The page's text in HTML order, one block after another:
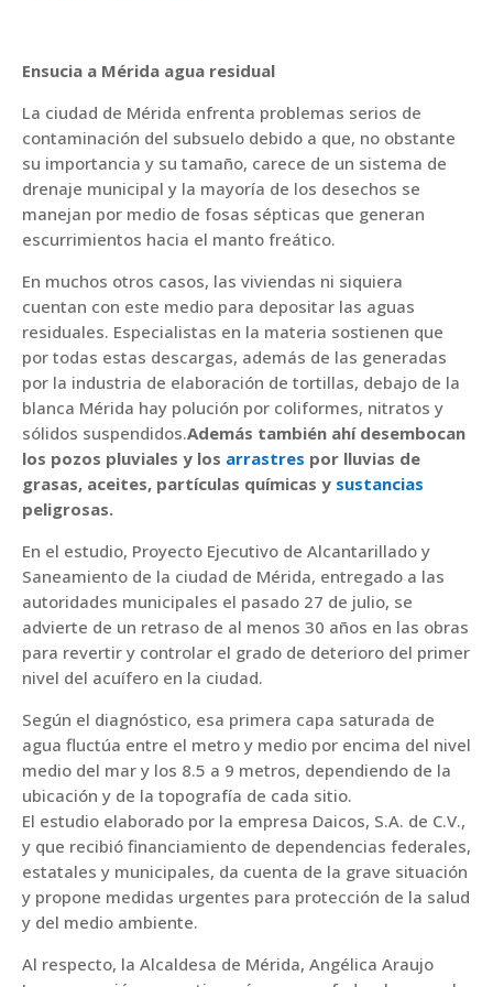
Ensucia a Mérida agua residual
La ciudad de Mérida enfrenta problemas serios de
contaminación del subsuelo debido a que, no obstante
su importancia y su tamaño, carece de un sistema de
drenaje municipal y la mayoría de los desechos se
manejan por medio de fosas sépticas que generan
escurrimientos hacia el manto freático.
En muchos otros casos, las viviendas ni siquiera
cuentan con este medio para depositar las aguas
residuales. Especialistas en la materia sostienen que
por todas estas descargas, además de las generadas
por la industria de elaboración de tortillas, debajo de la
blanca Mérida hay polución por coliformes, nitratos y
sólidos suspendidos.Además también ahí desembocan
los pozos pluviales y los arrastres por lluvias de
grasas, aceites, partículas químicas y sustancias
peligrosas.
En el estudio, Proyecto Ejecutivo de Alcantarillado y
Saneamiento de la ciudad de Mérida, entregado a las
autoridades municipales el pasado 27 de julio, se
advierte de un retraso de al menos 30 años en las obras
para revertir y controlar el grado de deterioro del primer
nivel del acuífero en la ciudad.
Según el diagnóstico, esa primera capa saturada de
agua fluctúa entre el metro y medio por encima del nivel
medio del mar y los 8.5 a 9 metros, dependiendo de la
ubicación y de la topografía de cada sitio.
El estudio elaborado por la empresa Daicos, S.A. de C.V.,
y que recibió financiamiento de dependencias federales,
estatales y municipales, da cuenta de la grave situación
y propone medidas urgentes para protección de la salud
y del medio ambiente.
Al respecto, la Alcaldesa de Mérida, Angélica Araujo